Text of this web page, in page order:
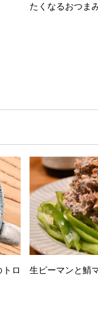
たくなるおつま
ロ
生ピーマンと鯖